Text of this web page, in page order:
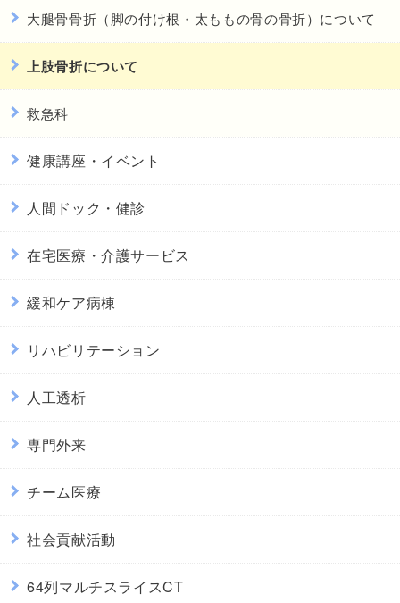
大腿骨骨折（脚の付け根・太ももの骨の骨折）について
上肢骨折について
救急科
健康講座・イベント
人間ドック・健診
在宅医療・介護サービス
緩和ケア病棟
リハビリテーション
人工透析
専門外来
チーム医療
社会貢献活動
64列マルチスライスCT